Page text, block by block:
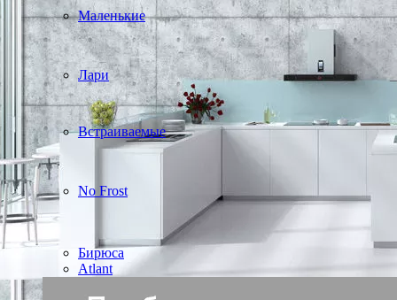
Маленькие
Лари
Встраиваемые
No Frost
Бирюса
Atlant